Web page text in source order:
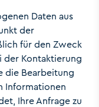
Daten aus
der
für den Zweck
der Kontaktierung
die Bearbeitung
Informationen
Ihre Anfrage zu